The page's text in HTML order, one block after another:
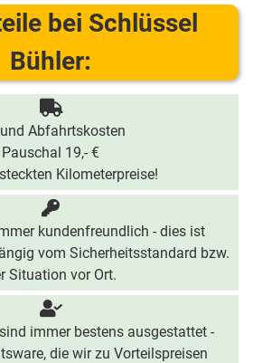
bei Schlüssel
Bühler:
Abfahrtskosten
Pauschal 19,- €
Kilometerpreise!
kundenfreundlich - dies ist
vom Sicherheitsstandard bzw.
Situation vor Ort.
immer bestens ausgestattet -
die wir zu Vorteilspreisen